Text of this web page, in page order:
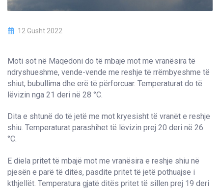
12 Gusht 2022
Moti sot në Maqedoni do të mbajë mot me vranësira të
ndryshueshme, vende-vende me reshje të rrëmbyeshme të
shiut, bubullima dhe erë të përforcuar. Temperaturat do të
lëvizin nga 21 deri në 28 °C.
Dita e shtunë do të jetë me mot kryesisht të vranët e reshje
shiu. Temperaturat parashihet të lëvizin prej 20 deri në 26
°C.
E diela pritet të mbajë mot me vranësira e reshje shiu në
pjesën e parë të ditës, pasdite pritet të jetë pothuajse i
kthjellët. Temperatura gjatë ditës pritet të sillen prej 19 deri